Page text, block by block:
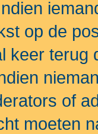
op de
keer terug
of
moeten